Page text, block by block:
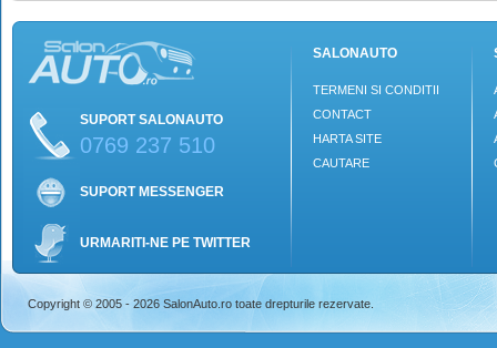
SUPORT SALONAUTO
0769 237 510
SUPORT MESSENGER
URMARITI-NE PE TWITTER
SALONAUTO
TERMENI SI CONDITII
CONTACT
HARTA SITE
CAUTARE
Copyright © 2005 - 2026 SalonAuto.ro toate drepturile rezervate.